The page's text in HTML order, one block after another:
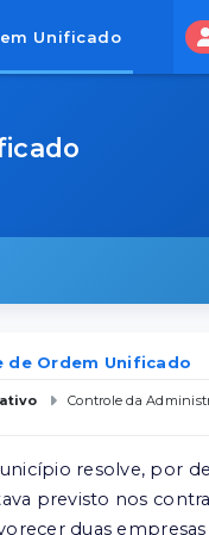
Unificado
de Ordem Unificado
Controle da
resolve, por
previsto nos
duas